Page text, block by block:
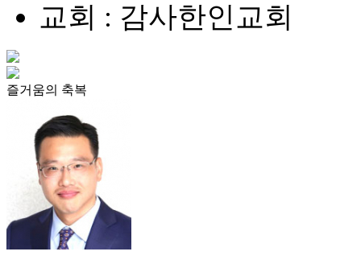
교회 : 감사한인교회
즐거움의 축복